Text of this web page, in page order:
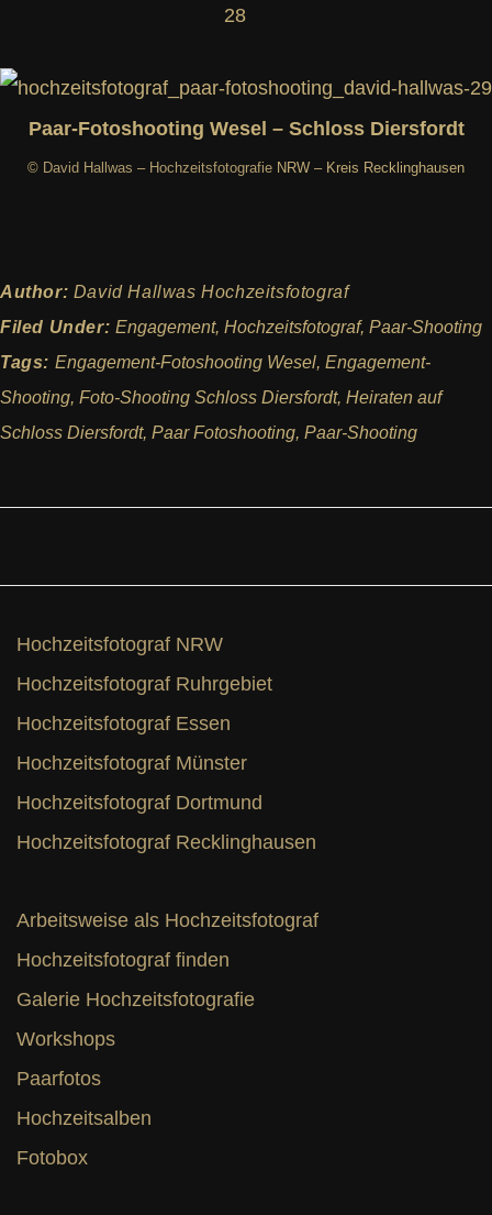
Paar-Fotoshooting Wesel – Schloss Diersfordt
© David Hallwas – Hochzeitsfotografie NRW – Kreis Recklinghausen
Author: David Hallwas Hochzeitsfotograf
Filed Under: Engagement, Hochzeitsfotograf, Paar-Shooting
Tags: Engagement-Fotoshooting Wesel, Engagement-
Shooting, Foto-Shooting Schloss Diersfordt, Heiraten auf
Schloss Diersfordt, Paar Fotoshooting, Paar-Shooting
Hochzeitsfotograf NRW
Hochzeitsfotograf Ruhrgebiet
Hochzeitsfotograf Essen
Hochzeitsfotograf Münster
Hochzeitsfotograf Dortmund
Hochzeitsfotograf Recklinghausen
Arbeitsweise als Hochzeitsfotograf
Hochzeitsfotograf finden
Galerie Hochzeitsfotografie
Workshops
Paarfotos
Hochzeitsalben
Fotobox